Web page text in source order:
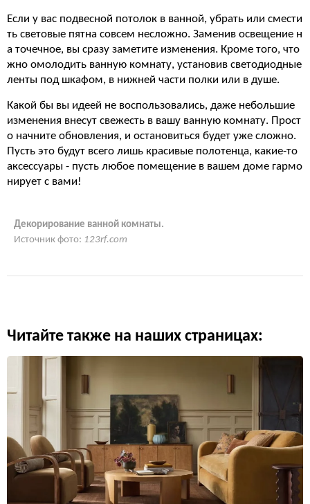
Если у вас подвесной потолок в ванной, убрать или смести
ть световые пятна совсем несложно. Заменив освещение н
а точечное, вы сразу заметите изменения. Кроме того, что
жно омолодить ванную комнату, установив светодиодные
ленты под шкафом, в нижней части полки или в душе.
Какой бы вы идеей не воспользовались, даже небольшие
изменения внесут свежесть в вашу ванную комнату. Прост
о начните обновления, и остановиться будет уже сложно.
Пусть это будут всего лишь красивые полотенца, какие-то
аксессуары - пусть любое помещение в вашем доме гармо
нирует с вами!
Декорирование ванной комнаты.
Источник фото: 123rf.com
Читайте также на наших страницах: